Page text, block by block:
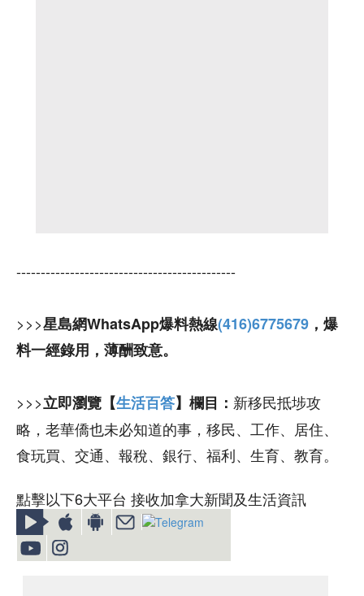
---------------------------------------------
>>>星島網WhatsApp爆料熱線(416)6775679 ，爆
料一經錄用，薄酬致意。
>>>立即瀏覽【生活百答】欄目： 新移民抵埗攻
略，老華僑也未必知道的事，移民、工作、居住、
食玩買、交通、報稅、銀行、福利、生育、教育。
點擊以下6大平台 接收加拿大新聞及生活資訊